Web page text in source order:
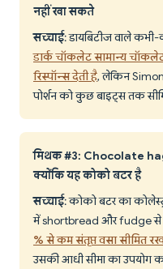
नहीं खा सकते
सच्चाई: डायबिटीज वाले कभी-
डार्क चॉकलेट सामान्य
रिस्पॉन्स देती है, लेकिन
पोर्शन को कुछ बाइट्स तक
मिथक #3: Chocolate
क्योंकि यह कोको बटर है
सच्चाई: कोको बटर का
में shortbread और fudge से
% से कम संतृप्त वसा सीमित
उसकी आधी सीमा का उपयोग